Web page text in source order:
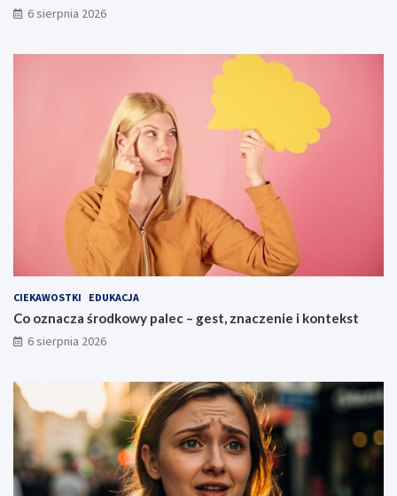
6 sierpnia 2026
CIEKAWOSTKI EDUKACJA
Co oznacza środkowy palec – gest, znaczenie i kontekst
6 sierpnia 2026